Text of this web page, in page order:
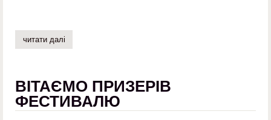
читати далі
ВІТАЄМО ПРИЗЕРІВ
ФЕСТИВАЛЮ